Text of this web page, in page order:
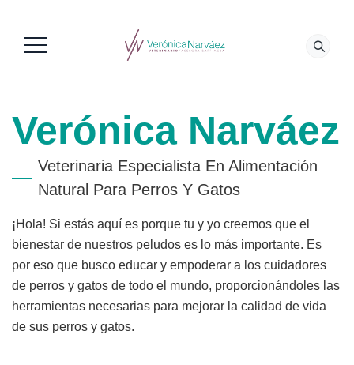
Verónica Narváez
Veterinaria Especialista En Alimentación
Natural Para Perros Y Gatos
¡Hola! Si estás aquí es porque tu y yo creemos que el
bienestar de nuestros peludos es lo más importante. Es
por eso que busco educar y empoderar a los cuidadores
de perros y gatos de todo el mundo, proporcionándoles las
herramientas necesarias para mejorar la calidad de vida
de sus perros y gatos.